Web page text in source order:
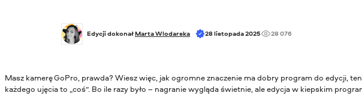
Edycji dokonał Marta Wlodarska 28 listopada 2025 28 076
Masz kamerę GoPro, prawda? Wiesz więc, jak ogromne znaczenie ma dobry program do edycji,
każdego ujęcia to „coś”. Bo ile razy było – nagranie wygląda świetnie, ale edycja w kiepskim